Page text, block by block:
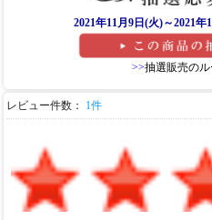
2021年11月9日(火)～2021
>>抽選販売の
レビュー件数： 1件